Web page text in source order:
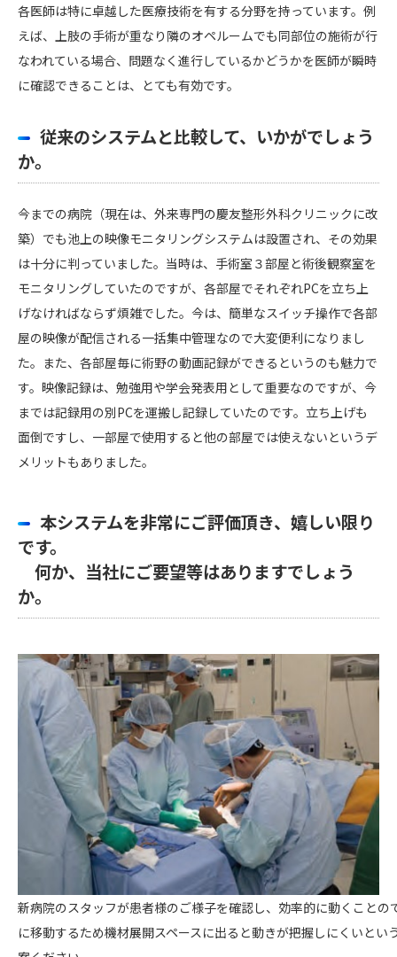
各医師は特に卓越した医療技術を有する分野を持っています。例
えば、上肢の手術が重なり隣のオペルームでも同部位の施術が行
なわれている場合、問題なく進行しているかどうかを医師が瞬時
に確認できることは、とても有効です。
従来のシステムと比較して、いかがでしょう
か。
今までの病院（現在は、外来専門の慶友整形外科クリニックに改
築）でも池上の映像モニタリングシステムは設置され、その効果
は十分に判っていました。当時は、手術室３部屋と術後観察室を
モニタリングしていたのですが、各部屋でそれぞれPCを立ち上
げなければならず煩雑でした。今は、簡単なスイッチ操作で各部
屋の映像が配信される一括集中管理なので大変便利になりまし
た。また、各部屋毎に術野の動画記録ができるというのも魅力で
す。映像記録は、勉強用や学会発表用として重要なのですが、今
までは記録用の別PCを運搬し記録していたのです。立ち上げも
面倒ですし、一部屋で使用すると他の部屋では使えないというデ
メリットもありました。
本システムを非常にご評価頂き、嬉しい限り
です。
何か、当社にご要望等はありますでしょう
か。
新病院のスタッフが患者様のご様子を確認し、効率的に動くこと
に移動するため機材展開スペースに出ると動きが把握しにくいと